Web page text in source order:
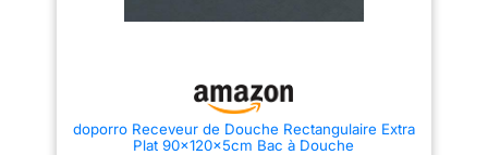
doporro Receveur de Douche Rectangulaire Extra
Plat 90x120x5cm Bac à Douche